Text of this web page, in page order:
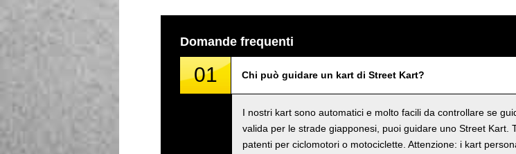
Domande frequenti
01 Chi può guidare un kart di Street Kart?
I nostri kart sono automatici e molto facili da controllare se
valida per le strade giapponesi, puoi guidare uno Street Kart.
patenti per ciclomotori o motociclette. Attenzione: i kart